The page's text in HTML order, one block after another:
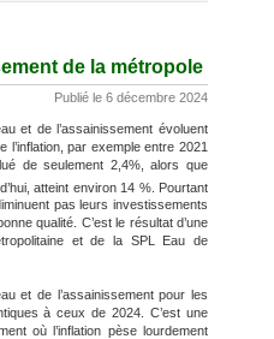
de la métropole
Publié le 6 décembre 2024
et de l’assainissement évoluent
par exemple entre 2021
de seulement 2,4%, alors que
atteint environ 14 %. Pourtant
pas leurs investissements
qualité. C’est le résultat d’une
et de la SPL Eau de
et de l’assainissement pour les
à ceux de 2024. C’est une
où l’inflation pèse lourdement